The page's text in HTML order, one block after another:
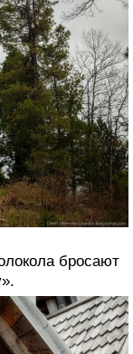
бросают